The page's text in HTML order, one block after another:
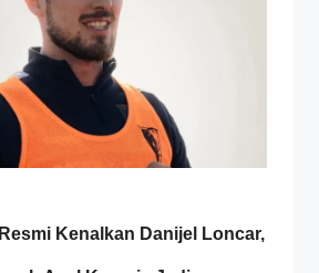
Kenalkan Danijel Loncar,